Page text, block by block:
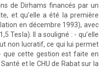
de Dirhams financés par un
et qu’elle a été la première
en décembre 1993), avec
Tesla). Il a souligné : - qu’elle
non lucratif, ce qui lui permet
que cette gestion est faite en
et le CHU de Rabat sur la